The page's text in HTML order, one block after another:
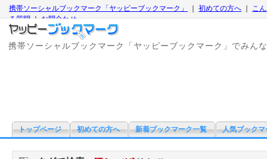
携帯ソーシャルブックマーク「ヤッピーブックマーク」 初めての方へ
こ
る質問｜お問合わせ
携帯ソーシャルブックマーク「ヤッピーブックマーク」でみん
トップページ 初めての方へ 新着ブックマーク一覧 人気ブックマ